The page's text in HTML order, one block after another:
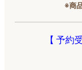
※商
【 予約